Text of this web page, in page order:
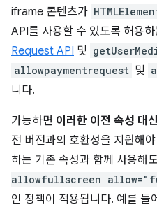
iframe 콘텐츠가
API를 사용할 수 있도록 허용
Request API 및
allowpaymentrequest 및
니다.
가능하면 이러한 이전 속성 대신
전 버전과의 호환성을 지원해
하는 기존 속성과 함께 사용해
allowfullscreen
인 정책이 적용됩니다. 예를 들